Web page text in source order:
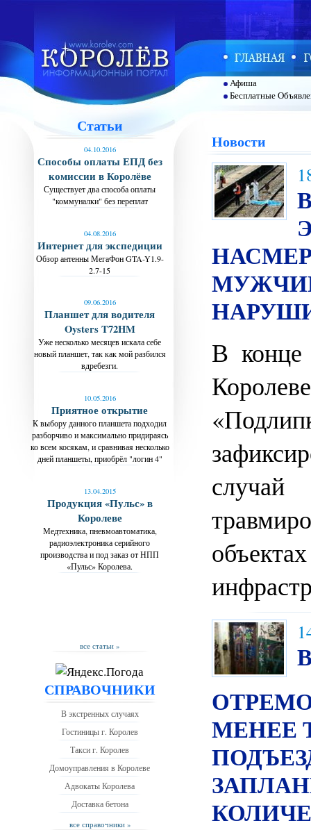
Афиша
Бесплатные
Статьи
04.10.2016
Способы оплаты ЕПД без
комиссии в Королёве
Существует два способа оплаты
"коммуналки" без переплат
04.08.2016
Интернет для экспедиции
Обзор антенны МегаФон GTA-Y1.9-
2.7-15
09.06.2016
Планшет для водителя
Oysters T72HM
Уже несколько месяцев искала себе
новый планшет, так как мой разбился
вдребезги.
10.05.2016
Приятное открытие
К выбору данного планшета подходил
разборчиво и максимально придираясь
ко всем косякам, и сравнивая несколько
дней планшеты, приобрёл "логин 4"
13.04.2015
Продукция «Пульс» в
Королеве
Медтехника, пневмоавтоматика,
радиоэлектроника серийного
производства и под заказ от НПП
«Пульс» Королева.
все статьи »
СПРАВОЧНИКИ
В экстренных случаях
Гостиницы г. Королев
Такси г. Королев
Домоуправления в Королеве
Адвокаты Королева
Доставка бетона
все справочники »
Новости
В
МЕНЕЕ